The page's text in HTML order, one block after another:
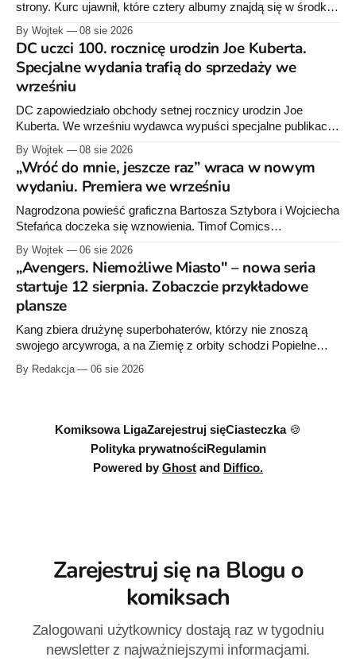
strony. Kurc ujawnił, które cztery albumy znajdą się w środku i
zapowiedział około 30 stron dodatków.
By Wojtek 08 sie 2026
DC uczci 100. rocznicę urodzin Joe Kuberta.
Specjalne wydania trafią do sprzedaży we
wrześniu
DC zapowiedziało obchody setnej rocznicy urodzin Joe
Kuberta. We wrześniu wydawca wypuści specjalne publikacje
poświęcone twórcy „Sgt. Rocka”, z których dwie trafią do
sprzedaży niemal dokładnie w dniu jego urodzin.
By Wojtek 08 sie 2026
„Wróć do mnie, jeszcze raz” wraca w nowym
wydaniu. Premiera we wrześniu
Nagrodzona powieść graficzna Bartosza Sztybora i Wojciecha
Stefańca doczeka się wznowienia. Timof Comics
przygotowuje nową edycję albumu „Wróć do mnie, jeszcze
raz”, którego pierwsze wydanie ukazało się w 2015 roku.
By Wojtek 06 sie 2026
„Avengers. Niemożliwe Miasto" – nowa seria
startuje 12 sierpnia. Zobaczcie przykładowe
plansze
Kang zbiera drużynę superbohaterów, którzy nie znoszą
swojego arcywroga, a na Ziemię z orbity schodzi Popielne
Przymierze z królem Arturem na czele. Pierwszy tom nowej
serii Avengers autorstwa Jeda MacKaya trafia do sklepów 12
By Redakcja 06 sie 2026
Komiksowa LigaZarejestruj sięCiasteczka 🍪
Polityka prywatnościRegulamin
Powered by Ghost and Diffico.
Zarejestruj się na Blogu o
komiksach
Zalogowani użytkownicy dostają raz w tygodniu
newsletter z najważniejszymi informacjami.